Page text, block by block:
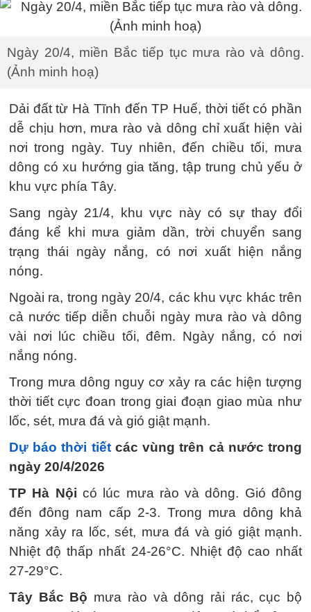
Ngày 20/4, miền Bắc tiếp tục mưa rào và dông.
(Ảnh minh hoạ)
Dải đất từ Hà Tĩnh đến TP Huế, thời tiết có phần
dễ chịu hơn, mưa rào và dông chỉ xuất hiện vài
nơi trong ngày. Tuy nhiên, đến chiều tối, mưa
dông có xu hướng gia tăng, tập trung chủ yếu ở
khu vực phía Tây.
Sang ngày 21/4, khu vực này có sự thay đổi
đáng kể khi mưa giảm dần, trời chuyển sang
trạng thái ngày nắng, có nơi xuất hiện nắng
nóng.
Ngoài ra, trong ngày 20/4, các khu vực khác trên
cả nước tiếp diễn chuỗi ngày mưa rào và dông
vài nơi lúc chiều tối, đêm. Ngày nắng, có nơi
nắng nóng.
Trong mưa dông nguy cơ xảy ra các hiện tượng
thời tiết cực đoan trong giai đoạn giao mùa như
lốc, sét, mưa đá và gió giật mạnh.
Dự báo thời tiếtcác vùng trên cả nước trong
ngày 20/4/2026
TP Hà Nội có lúc mưa rào và dông. Gió đông
đến đông nam cấp 2-3. Trong mưa dông khả
năng xảy ra lốc, sét, mưa đá và gió giật mạnh.
Nhiệt độ thấp nhất 24-26°C. Nhiệt độ cao nhất
27-29°C.
Tây Bắc Bộ mưa rào và dông rải rác, cục bộ